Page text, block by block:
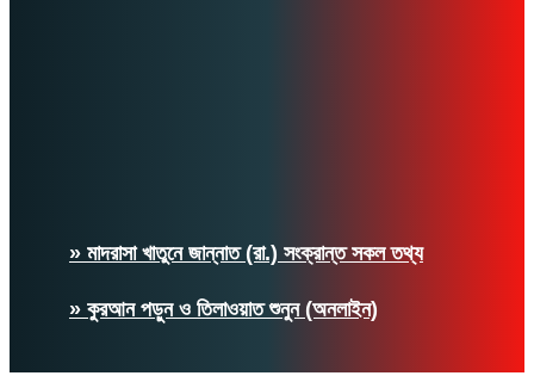
» মাদরাসা খাতুনে জান্নাত (রা.) সংক্রান্ত সকল তথ্য
» কুরআন পড়ুন ও তিলাওয়াত শুনুন (অনলাইন)